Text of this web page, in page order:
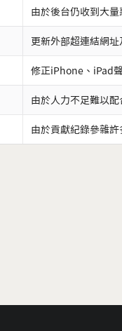
由於後台仍收到大
更新外部超連結網址
修正iPhone、iPad
由於人力不足難以
由於貢獻紀錄參雜